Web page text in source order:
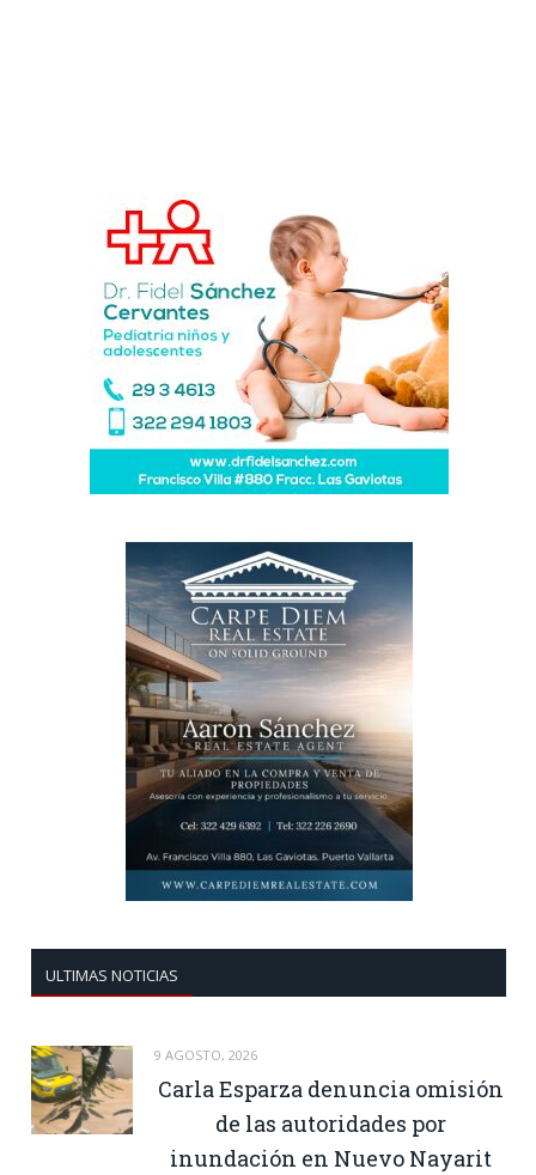
ULTIMAS NOTICIAS
9 AGOSTO, 2026
Carla Esparza denuncia omisión
de las autoridades por
inundación en Nuevo Nayarit